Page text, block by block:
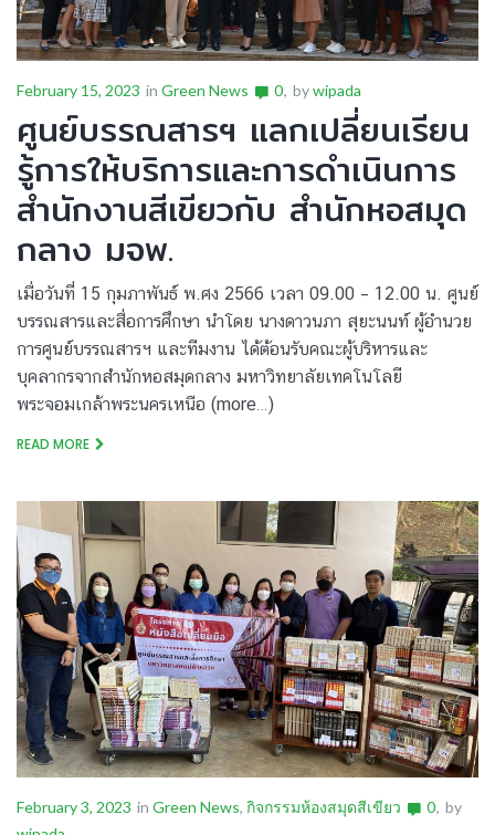
February 15, 2023 in Green News 0 bywipada
ศูนย์บรรณสารฯ แลกเปลี่ยนเรียน
รู้การให้บริการและการดำเนินการ
สำนักงานสีเขียวกับ สำนักหอสมุด
กลาง มจพ.
เมื่อวันที่ 15 กุมภาพันธ์ พ.ศง 2566 เวลา 09.00 – 12.00 น. ศูนย์
บรรณสารและสื่อการศึกษา นำโดย นางดาวนภา สุยะนนท์ ผู้อำนวย
การศูนย์บรรณสารฯ และทีมงาน ได้ต้อนรับคณะผู้บริหารและ
บุคลากรจากสำนักหอสมุดกลาง มหาวิทยาลัยเทคโนโลยี
พระจอมเกล้าพระนครเหนือ (more…)
READ MORE
February 3, 2023 in Green News, กิจกรรมห้องสมุดสีเขียว 0 by